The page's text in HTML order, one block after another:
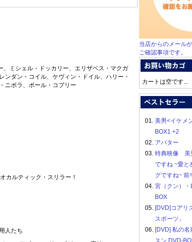
、ミシェル・ドッカリー、エリザベス・マクガ
ダン・コイル、ケヴィン・ドイル、ハリー・
ニボラ、ポール・コプリー
カルティック・スリラー！
人たち
当店からのメール
ご確認事項です。
カートは空です...
01. 美男<イケメ
BOX1 +2
02. アバター
03. 特典映像 美
ですね ~愛と
グですね~ 前
04. 宮（クン）
BOX
05. [DVD]コアリ
スポーツ」
06. [DVD] 私の